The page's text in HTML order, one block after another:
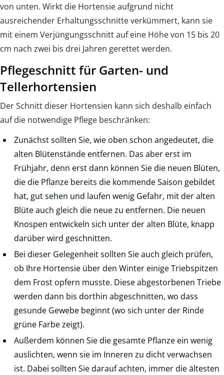
von unten. Wirkt die Hortensie aufgrund nicht
ausreichender Erhaltungsschnitte verkümmert, kann sie
mit einem Verjüngungsschnitt auf eine Höhe von 15 bis 20
cm nach zwei bis drei Jahren gerettet werden.
Pflegeschnitt für Garten- und
Tellerhortensien
Der Schnitt dieser Hortensien kann sich deshalb einfach
auf die notwendige Pflege beschränken:
Zunächst sollten Sie, wie oben schon angedeutet, die
alten Blütenstände entfernen. Das aber erst im
Frühjahr, denn erst dann können Sie die neuen Blüten,
die die Pflanze bereits die kommende Saison gebildet
hat, gut sehen und laufen wenig Gefahr, mit der alten
Blüte auch gleich die neue zu entfernen. Die neuen
Knospen entwickeln sich unter der alten Blüte, knapp
darüber wird geschnitten.
Bei dieser Gelegenheit sollten Sie auch gleich prüfen,
ob Ihre Hortensie über den Winter einige Triebspitzen
dem Frost opfern musste. Diese abgestorbenen Triebe
werden dann bis dorthin abgeschnitten, wo dass
gesunde Gewebe beginnt (wo sich unter der Rinde
grüne Farbe zeigt).
Außerdem können Sie die gesamte Pflanze ein wenig
auslichten, wenn sie im Inneren zu dicht verwachsen
ist. Dabei sollten Sie darauf achten, immer die ältesten